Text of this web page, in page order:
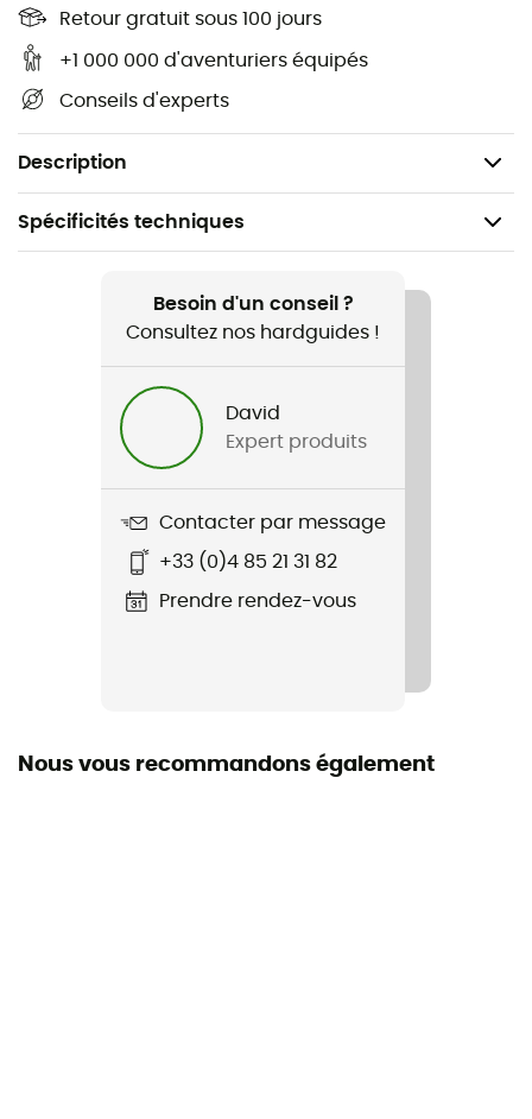
Retour gratuit sous 100 jours
+1 000 000 d'aventuriers équipés
Conseils d'experts
Description
dérapant
Film d'aluminium : isolation
Renforts autour du talon : stabilité de l'arrière pied
Pad talon EVA : absorption des chocs
Spécificités techniques
Ski alpin / Ski / Snowboard / Ski alpinisme / Ski all
mountain / Ski freeride / Sports d'hiver
Homme / Femme
Nom du produit
Winter 3D Performance
Besoin d'un conseil ?
Consultez nos hardguides !
David
Expert produits
Contacter par message
+33 (0)4 85 21 31 82
Prendre rendez-vous
Nous vous recommandons également